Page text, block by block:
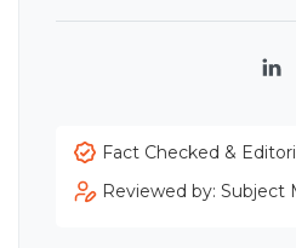
Fact Checked &
Reviewed by: Subject